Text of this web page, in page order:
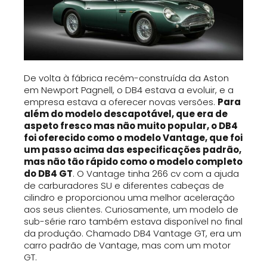
De volta à fábrica recém-construída da Aston
em Newport Pagnell, o DB4 estava a evoluir, e a
empresa estava a oferecer novas versões. Para
além do modelo descapotável, que era de
aspeto fresco mas não muito popular, o DB4
foi oferecido como o modelo Vantage, que foi
um passo acima das especificações padrão,
mas não tão rápido como o modelo completo
do DB4 GT. O Vantage tinha 266 cv com a ajuda
de carburadores SU e diferentes cabeças de
cilindro e proporcionou uma melhor aceleração
aos seus clientes. Curiosamente, um modelo de
sub-série raro também estava disponível no final
da produção. Chamado DB4 Vantage GT, era um
carro padrão de Vantage, mas com um motor
GT.